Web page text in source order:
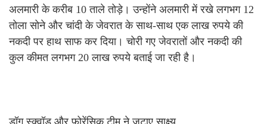
अलमारी के करीब 10 ताले तोड़े। उन्होंने अलमारी में रखे लगभग 12
तोला सोने और चांदी के जेवरात के साथ-साथ एक लाख रुपये की
नकदी पर हाथ साफ कर दिया। चोरी गए जेवरातों और नकदी की
कुल कीमत लगभग 20 लाख रुपये बताई जा रही है।
डॉग स्क्वॉड और फोरेंसिक टीम ने जुटाए साक्ष्य